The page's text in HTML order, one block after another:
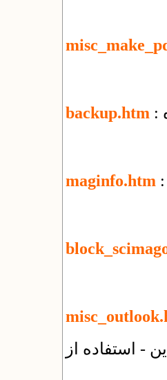
backup.htm
maginfo.htm